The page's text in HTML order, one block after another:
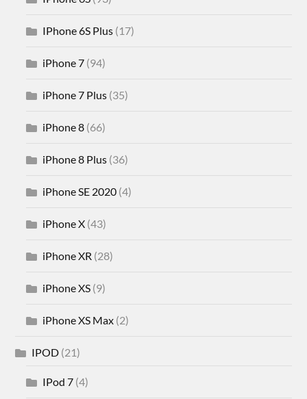
IPhone 6S Plus (17)
iPhone 7 (94)
iPhone 7 Plus (35)
iPhone 8 (66)
iPhone 8 Plus (36)
iPhone SE 2020 (4)
iPhone X (43)
iPhone XR (28)
iPhone XS (9)
iPhone XS Max (2)
IPOD (21)
IPod 7 (4)